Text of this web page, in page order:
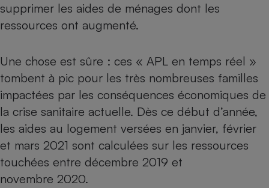
supprimer les aides de ménages dont les
ressources ont augmenté.
Une chose est sûre : ces « APL en temps réel »
tombent à pic pour les très nombreuses familles
impactées par les conséquences économiques de
la crise sanitaire actuelle. Dès ce début d’année,
les aides au logement versées en janvier, février
et mars 2021 sont calculées sur les ressources
touchées entre décembre 2019 et
novembre 2020.
Plaque de cuisson à
Téléviseur
Téléphone mobile -
Smartphone
Radiateur électrique